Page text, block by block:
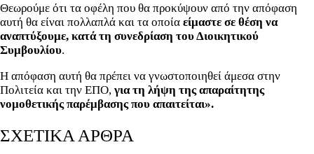
Θεωρούμε ότι τα οφέλη που θα προκύψουν από την απόφαση
αυτή θα είναι πολλαπλά και τα οποία είμαστε σε θέση να
αναπτύξουμε, κατά τη συνεδρίαση του Διοικητικού
Συμβουλίου.
Η απόφαση αυτή θα πρέπει να γνωστοποιηθεί άμεσα στην
Πολιτεία και την ΕΠΟ, για τη λήψη της απαραίτητης
νομοθετικής παρέμβασης που απαιτείται».
ΣΧΕΤΙΚΑ ΑΡΘΡΑ